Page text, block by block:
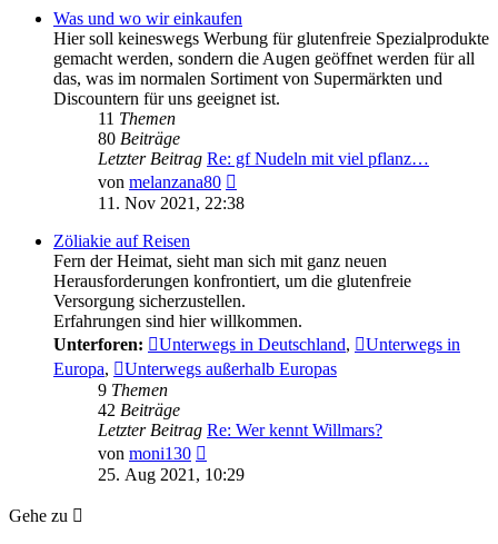
Was und wo wir einkaufen
Hier soll keineswegs Werbung für glutenfreie Spezialprodukte
gemacht werden, sondern die Augen geöffnet werden für all
das, was im normalen Sortiment von Supermärkten und
Discountern für uns geeignet ist.
11 Themen
80 Beiträge
Letzter Beitrag Re: gf Nudeln mit viel pflanz…
von melanzana80
Beitrag
11. Nov 2021, 22:38
Zöliakie auf Reisen
Fern der Heimat, sieht man sich mit ganz neuen
Herausforderungen konfrontiert, um die glutenfreie
Versorgung sicherzustellen.
Erfahrungen sind hier willkommen.
Unterforen:
Unterwegs in Deutschland,
Unterwegs in
Europa,
Unterwegs außerhalb Europas
9 Themen
42 Beiträge
Letzter Beitrag Re: Wer kennt Willmars?
von moni130
Beitrag
25. Aug 2021, 10:29
Gehe zu